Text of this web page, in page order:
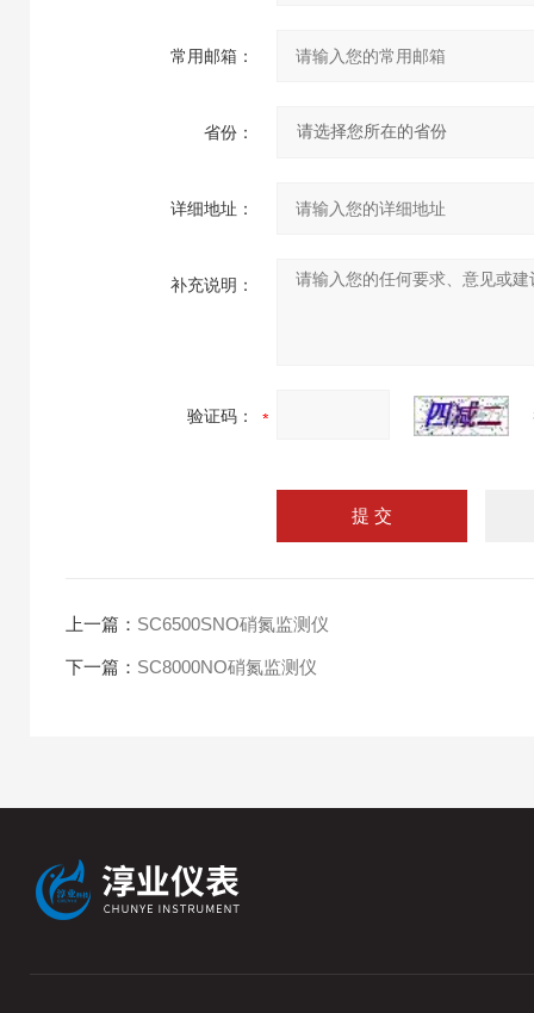
常用邮箱：
省份：
详细地址：
补充说明：
验证码：
上一篇： SC6500SNO硝氮监测仪
下一篇： SC8000NO硝氮监测仪